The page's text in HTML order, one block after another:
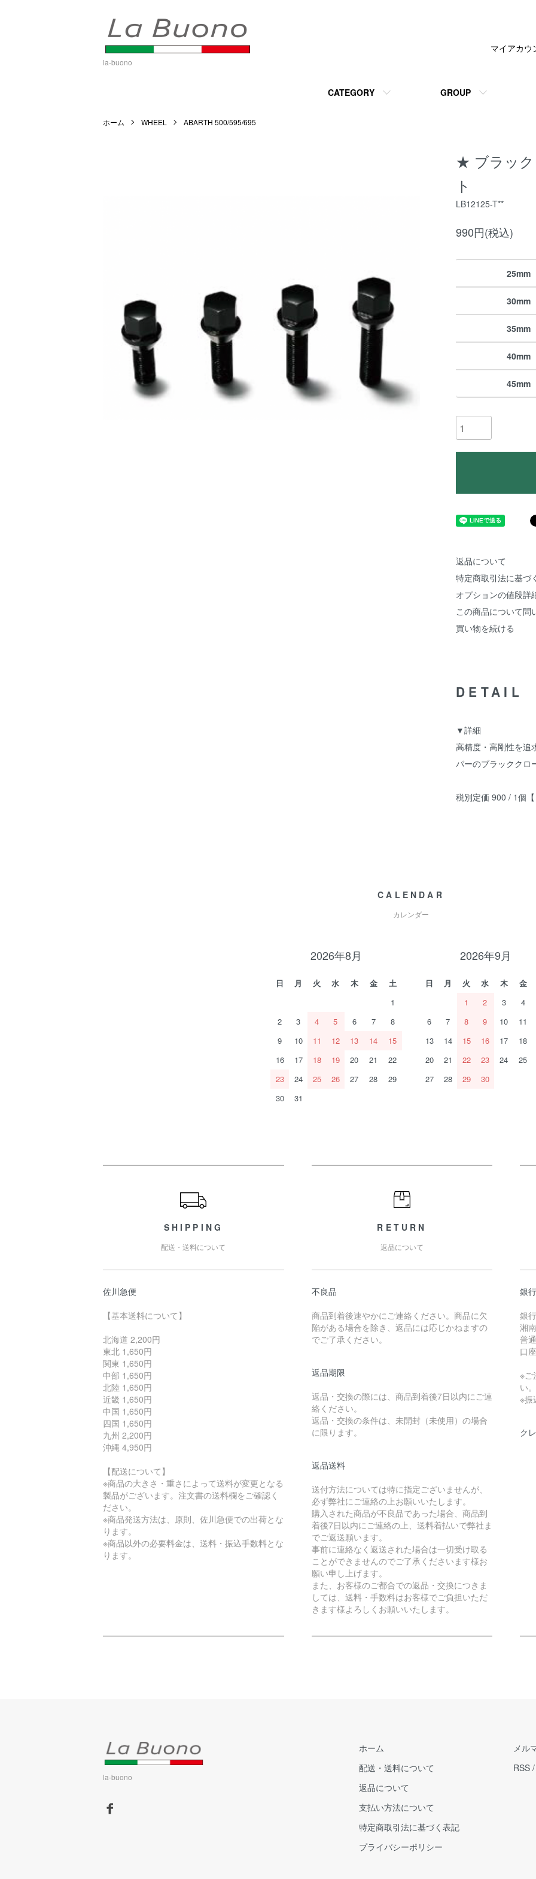
la-buono
CATEGORY GROUP
マイアカウ
ホーム WHEEL ABARTH 500/595/695
★ ブラック
ト
LB12125-T**
990円(税込)
25mm
30mm
35mm
40mm
45mm
返品について
特定商取引法に基づ
オプションの値段詳
この商品について問
買い物を続ける
DETAIL
▼詳細
高精度・高剛性を追
パーのブラッククロ
税別定価 900 / 1個【
CALENDAR
カレンダー
2026年8月
日 月 火 水 木 金
土
1
2
3 4 5 6 7
8
9
10 11 12 13 14
15
16
17 18 19 20 21
22
23
24 25 26 27 28
29
30
31
2026年9月
日 月 火 水 木 金
1
2 3 4
6
7 8 9 10 11
13
14 15 16 17 18
20
21 22 23 24 25
27
28 29 30
SHIPPING
配送・送料について
佐川急便
【基本送料について】
北海道 2,200円
東北 1,650円
関東 1,650円
中部 1,650円
北陸 1,650円
近畿 1,650円
中国 1,650円
四国 1,650円
九州 2,200円
沖縄 4,950円
【配送について】
※商品の大きさ・重さによって送料が変更となる
製品がございます。注文書の送料欄をご確認く
ださい。
※商品発送方法は、原則、佐川急便での出荷とな
ります。
※商品以外の必要料金は、送料・振込手数料とな
ります。
RETURN
返品について
不良品
商品到着後速やかにご連絡ください。商品に欠
陥がある場合を除き、返品には応じかねますの
でご了承ください。
返品期限
返品・交換の際には、商品到着後7日以内にご連
絡ください。
返品・交換の条件は、未開封（未使用）の場合
に限ります。
返品送料
送付方法については特に指定ございませんが、
必ず弊社にご連絡の上お願いいたします。
購入された商品が不良品であった場合、商品到
着後7日以内にご連絡の上、送料着払いで弊社ま
でご返送願います。
事前に連絡なく返送された場合は一切受け取る
ことができませんのでご了承くださいます様お
願い申し上げます。
また、お客様のご都合での返品・交換につきま
しては、送料・手数料はお客様でご負担いただ
きます様よろしくお願いいたします。
銀
銀
湘
普
口
※ご
い。
※振
ク
la-buono
ホーム
配送・送料について
返品について
支払い方法について
特定商取引法に基づく表記
プライバシーポリシー
メル
RSS /